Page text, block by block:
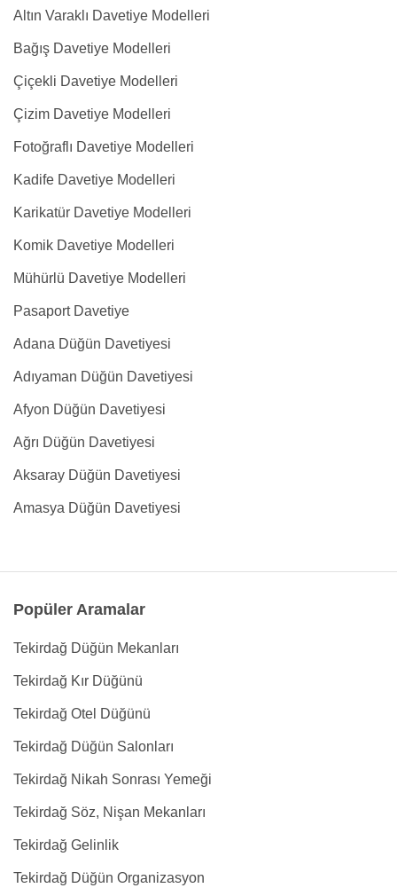
Altın Varaklı Davetiye Modelleri
Bağış Davetiye Modelleri
Çiçekli Davetiye Modelleri
Çizim Davetiye Modelleri
Fotoğraflı Davetiye Modelleri
Kadife Davetiye Modelleri
Karikatür Davetiye Modelleri
Komik Davetiye Modelleri
Mühürlü Davetiye Modelleri
Pasaport Davetiye
Adana Düğün Davetiyesi
Adıyaman Düğün Davetiyesi
Afyon Düğün Davetiyesi
Ağrı Düğün Davetiyesi
Aksaray Düğün Davetiyesi
Amasya Düğün Davetiyesi
Popüler Aramalar
Tekirdağ Düğün Mekanları
Tekirdağ Kır Düğünü
Tekirdağ Otel Düğünü
Tekirdağ Düğün Salonları
Tekirdağ Nikah Sonrası Yemeği
Tekirdağ Söz, Nişan Mekanları
Tekirdağ Gelinlik
Tekirdağ Düğün Organizasyon